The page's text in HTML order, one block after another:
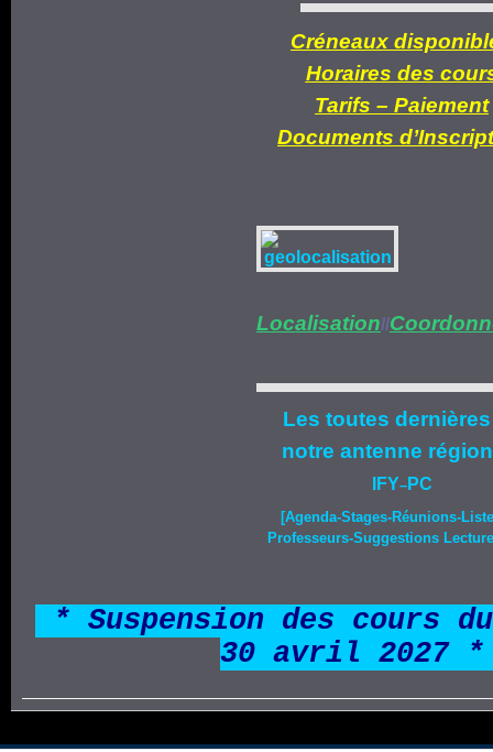
Créneaux
Horaires des
Tarifs – Paiement
Documents d’
Localisation//
Les toutes
notre antenne
IFY–PC
[Agenda-Stages-Réunions-
Professeurs-Suggestions
* Suspension des cours
30 avril 2027 *